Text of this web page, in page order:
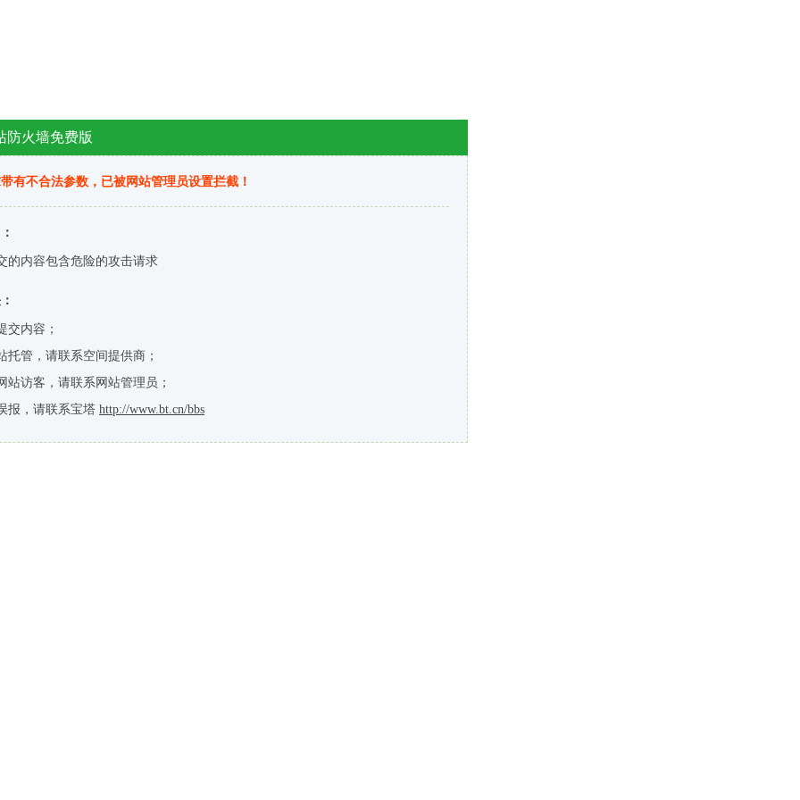
防火墙免费版
有不合法参数，已被网站管理员设置拦截！
的内容包含危险的攻击请求
交内容；
托管，请联系空间提供商；
站访客，请联系网站管理员；
报，请联系宝塔 http://www.bt.cn/bbs